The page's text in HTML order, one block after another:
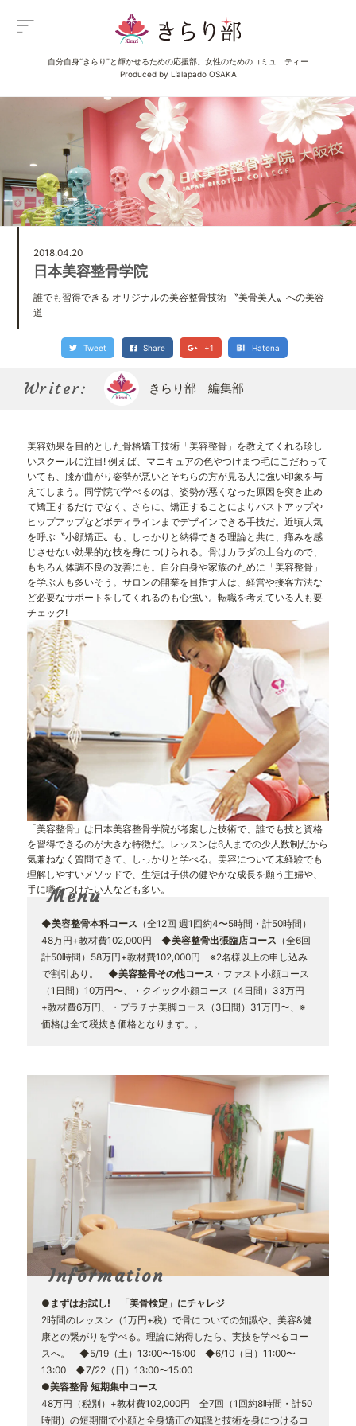
自分自身“きらり”と輝かせるための応援部。女性のためのコミュニティー
Produced by L’alapado OSAKA
2018.04.20
日本美容整骨学院
誰でも習得できる オリジナルの美容整骨技術 〝美骨美人〟への美容
道
Tweet Share +1 Hatena
Writer: きらり部 編集部
美容効果を目的とした骨格矯正技術「美容整骨」を教えてくれる珍し
いスクールに注目! 例えば、マニキュアの色やつけまつ毛にこだわって
いても、膝が曲がり姿勢が悪いとそちらの方が見る人に強い印象を与
えてしまう。同学院で学べるのは、姿勢が悪くなった原因を突き止め
て矯正するだけでなく、さらに、矯正することによりバストアップや
ヒップアップなどボディラインまでデザインできる手技だ。近頃人気
を呼ぶ〝小顔矯正〟も、しっかりと納得できる理論と共に、痛みを感
じさせない効果的な技を身につけられる。骨はカラダの土台なので、
もちろん体調不良の改善にも。自分自身や家族のために「美容整骨」
を学ぶ人も多いそう。サロンの開業を目指す人は、経営や接客方法な
ど必要なサポートをしてくれるのも心強い。転職を考えている人も要
チェック!
「美容整骨」は日本美容整骨学院が考案した技術で、誰でも技と資格
を習得できるのが大きな特徴だ。レッスンは6人までの少人数制だから
気兼ねなく質問できて、しっかりと学べる。美容について未経験でも
理解しやすいメソッドで、生徒は子供の健やかな成長を願う主婦や、
手に職をつけたい人なども多い。
Menu
◆美容整骨本科コース （全12回 週1回約4〜5時間・計50時間）
48万円+教材費102,000円◆美容整骨出張臨店コース （全6回
計50時間）58万円+教材費102,000円 ※2名様以上の申し込み
で割引あり。◆美容整骨その他コース ・ファスト小顔コース
（1日間）10万円〜、・クイック小顔コース（4日間）33万円
+教材費6万円、・プラチナ美脚コース（3日間）31万円〜、※
価格は全て税抜き価格となります。。
Information
●まずはお試し! 「美骨検定」にチャレジ
2時間のレッスン（1万円+税）で骨についての知識や、美容&健
康との繋がりを学べる。理論に納得したら、実技を学べるコー
スへ。 ◆5/19（土）13:00〜15:00 ◆6/10（日）11:00〜
13:00 ◆7/22（日）13:00〜15:00
●美容整骨 短期集中コース
48万円（税別）+教材費102,000円 全7回（1回約8時間・計50
時間）の短期間で小顔と全身矯正の知識と技術を身につけるコ
Menu
All Posts
Category イベント
Category グルメ
Category エンタメ
Category ライフ
About us
Kirari bu